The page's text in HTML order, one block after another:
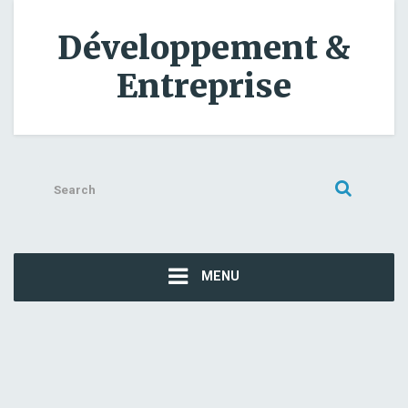
Développement &
Entreprise
for:
MENU